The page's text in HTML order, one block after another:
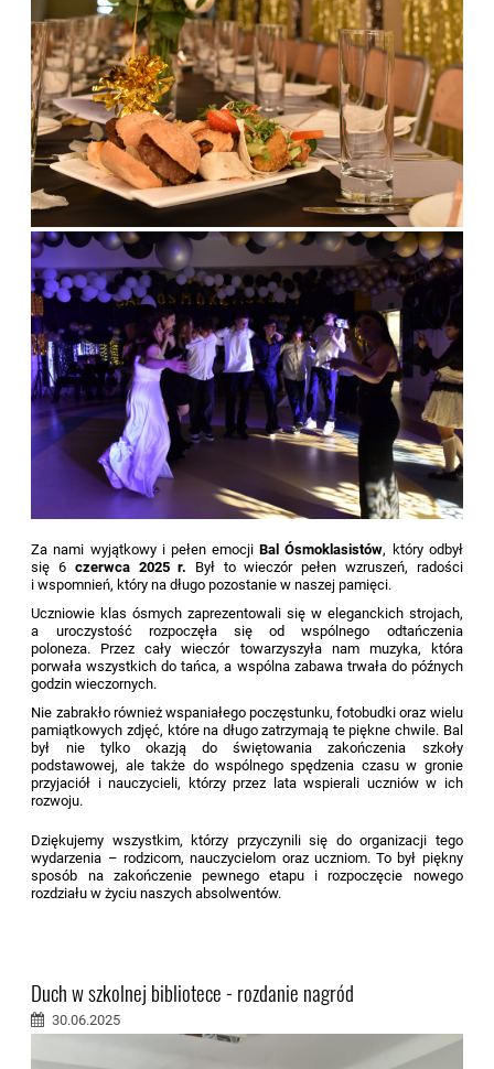
Za nami wyjątkowy i pełen emocji Bal Ósmoklasistów, który odbył
się 6 czerwca 2025 r. Był to wieczór pełen wzruszeń, radości
i wspomnień, który na długo pozostanie w naszej pamięci.
Uczniowie klas ósmych zaprezentowali się w eleganckich strojach,
a uroczystość rozpoczęła się od wspólnego odtańczenia
poloneza. Przez cały wieczór towarzyszyła nam muzyka, która
porwała wszystkich do tańca, a wspólna zabawa trwała do późnych
godzin wieczornych.
Nie zabrakło również wspaniałego poczęstunku, fotobudki oraz wielu
pamiątkowych zdjęć, które na długo zatrzymają te piękne chwile. Bal
był nie tylko okazją do świętowania zakończenia szkoły
podstawowej, ale także do wspólnego spędzenia czasu w gronie
przyjaciół i nauczycieli, którzy przez lata wspierali uczniów w ich
rozwoju.
Dziękujemy wszystkim, którzy przyczynili się do organizacji tego
wydarzenia – rodzicom, nauczycielom oraz uczniom. To był piękny
sposób na zakończenie pewnego etapu i rozpoczęcie nowego
rozdziału w życiu naszych absolwentów.
Duch w szkolnej bibliotece - rozdanie nagród
30.06.2025